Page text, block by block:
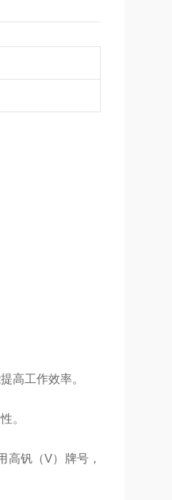
高工作效率。
。
钒（V）牌号，